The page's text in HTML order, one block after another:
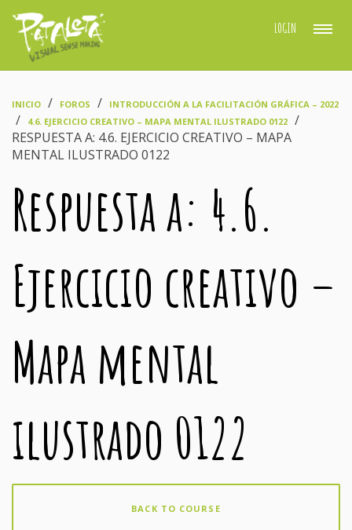
LOGIN
INICIO FOROS INTRODUCCIÓN A LA FACILITACIÓN GRÁFICA – 2022
4.6. EJERCICIO CREATIVO – MAPA MENTAL ILUSTRADO 0122
RESPUESTA A: 4.6. EJERCICIO CREATIVO – MAPA
MENTAL ILUSTRADO 0122
Respuesta a: 4.6.
Ejercicio creativo –
Mapa mental
ilustrado 0122
BACK TO COURSE